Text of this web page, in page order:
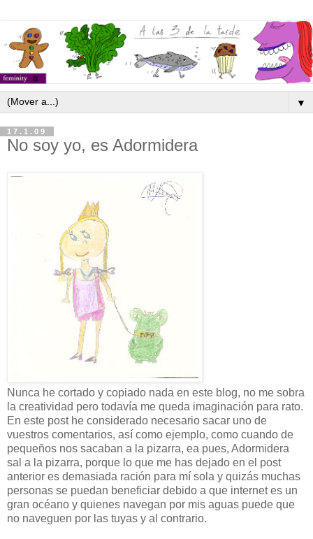
▼
17.1.09
No soy yo, es Adormidera
Nunca he cortado y copiado nada en este blog, no me sobra
la creatividad pero todavía me queda imaginación para rato.
En este post he considerado necesario sacar uno de
vuestros comentarios, así como ejemplo, como cuando de
pequeños nos sacaban a la pizarra, ea pues, Adormidera
sal a la pizarra, porque lo que me has dejado en el post
anterior es demasiada ración para mí sola y quizás muchas
personas se puedan beneficiar debido a que internet es un
gran océano y quienes navegan por mis aguas puede que
no naveguen por las tuyas y al contrario.